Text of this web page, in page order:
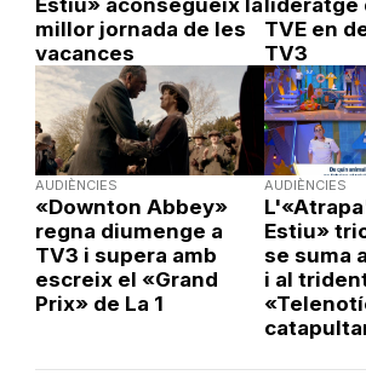
Estiu» aconsegueix la
millor jornada de les
vacances
lideratge
TVE en
TV3
AUDIÈNCIES
«Downton Abbey»
regna diumenge a
TV3 i supera amb
escreix el «Grand
Prix» de La 1
AUDIÈNCIES
Estiu»
se suma
i al